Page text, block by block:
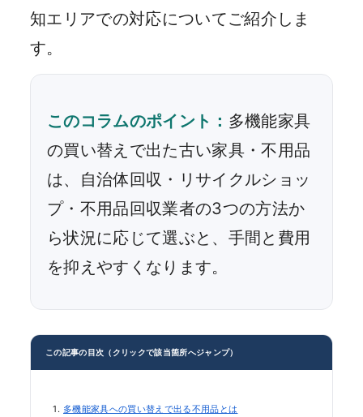
知エリアでの対応についてご紹介しま
す。
このコラムのポイント： 多機能家具
の買い替えで出た古い家具・不用品
は、自治体回収・リサイクルショッ
プ・不用品回収業者の3つの方法か
ら状況に応じて選ぶと、手間と費用
を抑えやすくなります。
この記事の目次（クリックで該当箇所へジャンプ）
多機能家具への買い替えで出る不用品とは